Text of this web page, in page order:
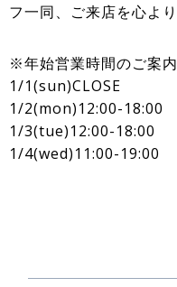
フ一同、ご来店を心よ
※年始営業時間のご案内
1/1(sun)CLOSE
1/2(mon)12:00-18:00
1/3(tue)12:00-18:00
1/4(wed)11:00-19:00